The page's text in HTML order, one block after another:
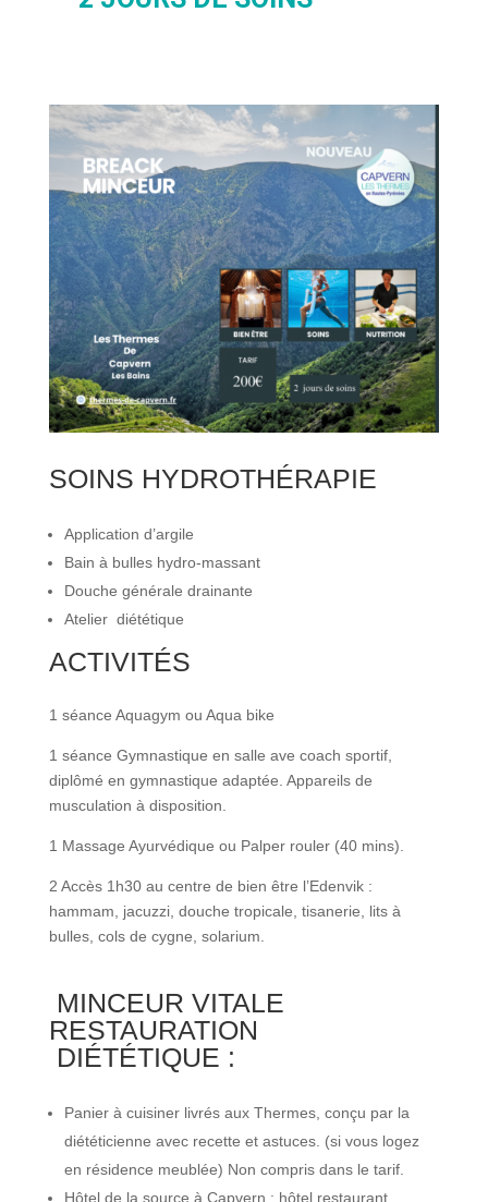
SOINS HYDROTHÉRAPIE
Application d’argile
Bain à bulles hydro-massant
Douche générale drainante
Atelier diététique
ACTIVITÉS
1 séance Aquagym ou Aqua bike
1 séance Gymnastique en salle ave coach sportif,
diplômé en gymnastique adaptée. Appareils de
musculation à disposition.
1 Massage Ayurvédique ou Palper rouler (40 mins).
2 Accès 1h30 au centre de bien être l’Edenvik :
hammam, jacuzzi, douche tropicale, tisanerie, lits à
bulles, cols de cygne, solarium.
MINCEUR VITALE
RESTAURATION
DIÉTÉTIQUE :
Panier à cuisiner livrés aux Thermes, conçu par la
diététicienne avec recette et astuces. (si vous logez
en résidence meublée) Non compris dans le tarif.
Hôtel de la source à Capvern : hôtel restaurant